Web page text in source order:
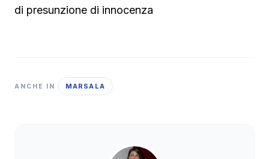
di presunzione di innocenza
ANCHE IN MARSALA